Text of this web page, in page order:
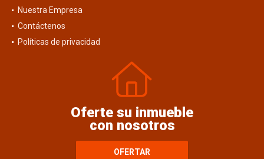
Nuestra Empresa
Contáctenos
Políticas de privacidad
Oferte su inmueble
con nosotros
OFERTAR